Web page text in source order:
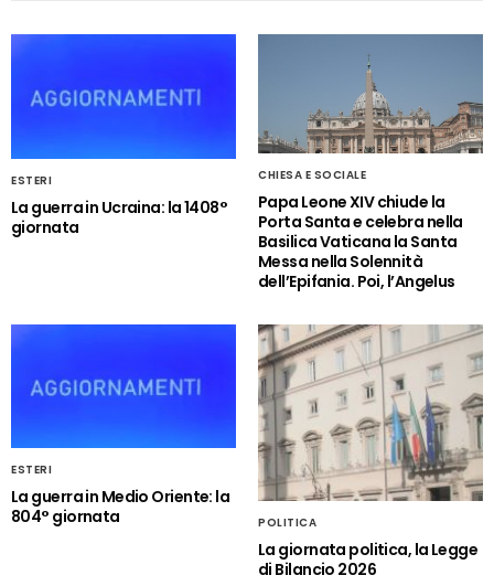
ESTERI
La guerra in Ucraina: la 1408°
giornata
CHIESA E SOCIALE
Papa Leone XIV chiude la
Porta Santa e celebra nella
Basilica Vaticana la Santa
Messa nella Solennità
dell’Epifania. Poi, l’Angelus
ESTERI
La guerra in Medio Oriente: la
804° giornata
POLITICA
La giornata politica, la Legge
di Bilancio 2026